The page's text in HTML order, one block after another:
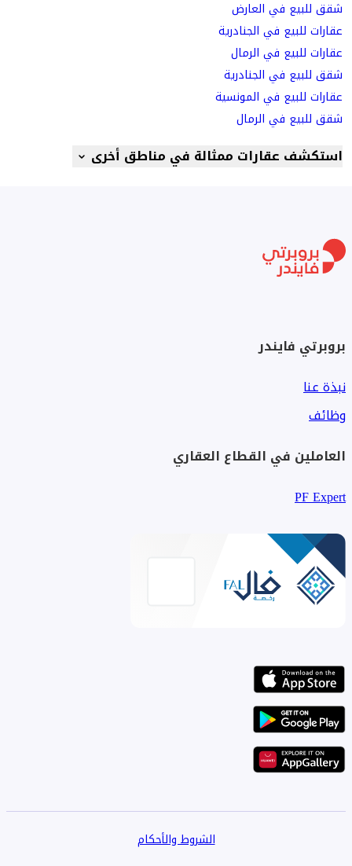
شقق للبيع في العارض
عقارات للبيع في الجنادرية
عقارات للبيع في الرمال
شقق للبيع في الجنادرية
عقارات للبيع في المونسية
شقق للبيع في الرمال
استكشف عقارات ممثالة في مناطق أخرى
بروبرتي فايندر
نبذة عنا
وظائف
العاملين في القطاع العقاري
PF Expert
الشروط والأحكام